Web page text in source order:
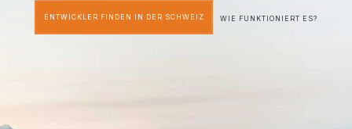
ENTWICKLER FINDEN IN DER SCHWEIZ WIE FUNKTIONIERT ES?